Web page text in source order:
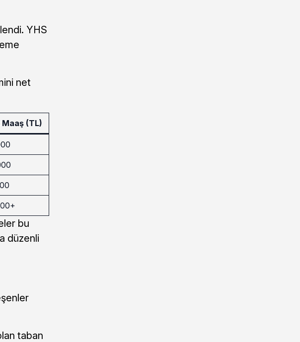
YHS
net
(TL)
bu
düzenli
taban